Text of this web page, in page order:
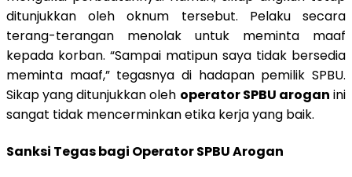
ditunjukkan oleh oknum tersebut. Pelaku secara
terang-terangan menolak untuk meminta maaf
kepada korban. “Sampai matipun saya tidak bersedia
meminta maaf,” tegasnya di hadapan pemilik SPBU.
Sikap yang ditunjukkan oleh operator SPBU arogan ini
sangat tidak mencerminkan etika kerja yang baik.
Sanksi Tegas bagi Operator SPBU Arogan